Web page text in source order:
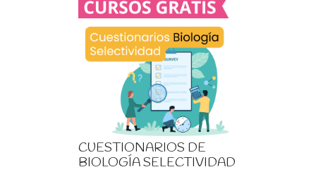
CUESTIONARIOS DE
BIOLOGÍA SELECTIVIDAD